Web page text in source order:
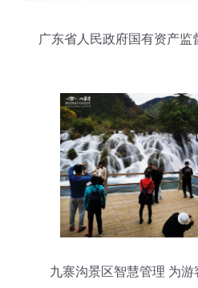
广东省人民政府国有资产监
九寨沟景区智慧管理 为